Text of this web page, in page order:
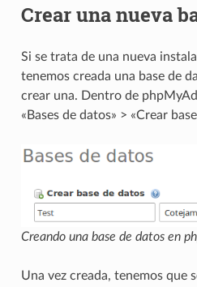
Crear una nueva
Si se trata de una nueva
tenemos creada una base de
crear una. Dentro de
«Bases de datos» > «Crear
Creando una base de datos en
Una vez creada, tenemos que